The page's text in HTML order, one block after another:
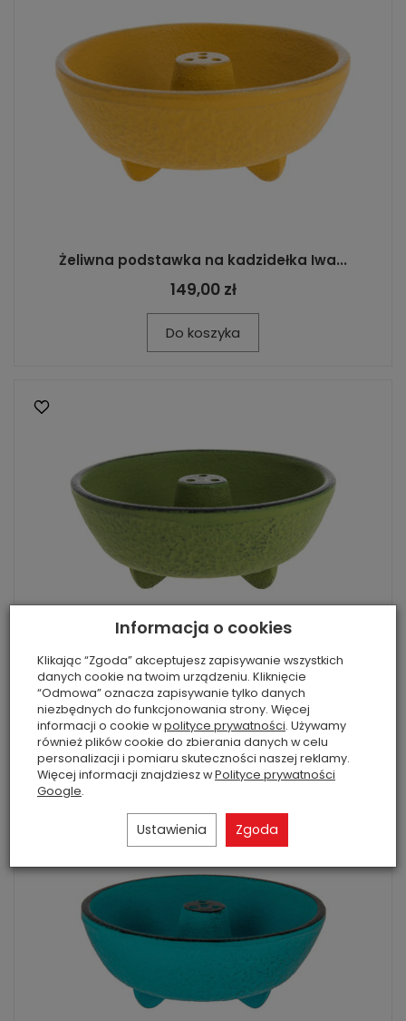
Żeliwna podstawka na kadzidełka Iwa...
149,00 zł
Do koszyka
Żeliwna podstawka na kadzidełka Iwa...
149,00 zł
Do koszyka
Informacja o cookies
Klikając “Zgoda” akceptujesz zapisywanie wszystkich
danych cookie na twoim urządzeniu. Kliknięcie
“Odmowa” oznacza zapisywanie tylko danych
niezbędnych do funkcjonowania strony. Więcej
informacji o cookie wpolityce prywatności. Używamy
również plików cookie do zbierania danych w celu
personalizacji i pomiaru skuteczności naszej reklamy.
Więcej informacji znajdziesz wPolityce prywatności
Google.
Ustawienia Zgoda